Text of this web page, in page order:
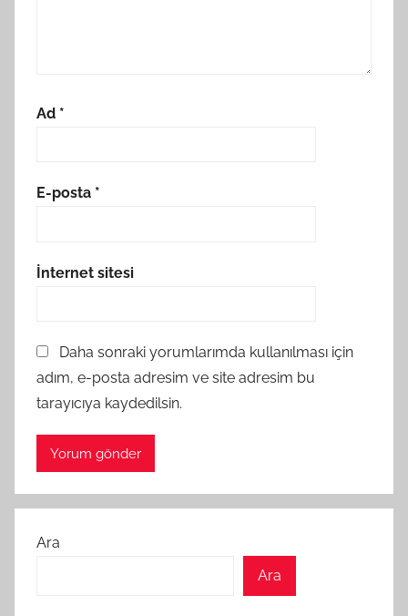
Ad *
E-posta *
İnternet sitesi
Daha sonraki yorumlarımda kullanılması için
adım, e-posta adresim ve site adresim bu
tarayıcıya kaydedilsin.
Ara
Ara